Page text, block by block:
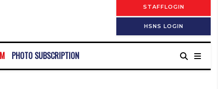
STAFFLOGIN
HSNS LOGIN
PHOTO SUBSCRIPTION